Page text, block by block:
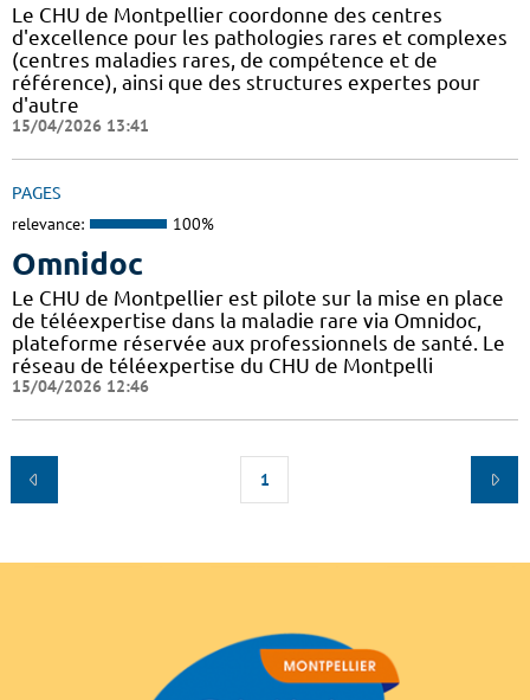
Le CHU de Montpellier coordonne des centres
d'excellence pour les pathologies rares et complexes
(centres maladies rares, de compétence et de
référence), ainsi que des structures expertes pour
d'autre
15/04/2026 13:41
PAGES
relevance: 100%
Omnidoc
Le CHU de Montpellier est pilote sur la mise en place
de téléexpertise dans la maladie rare via Omnidoc,
plateforme réservée aux professionnels de santé. Le
réseau de téléexpertise du CHU de Montpelli
15/04/2026 12:46
1